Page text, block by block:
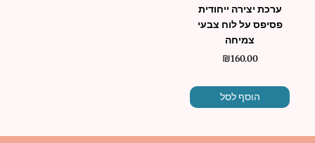
ערכת יצירה ייחודית
פסיפס על לוח צבעי
צמיחה
₪160.00
הוסף לסל